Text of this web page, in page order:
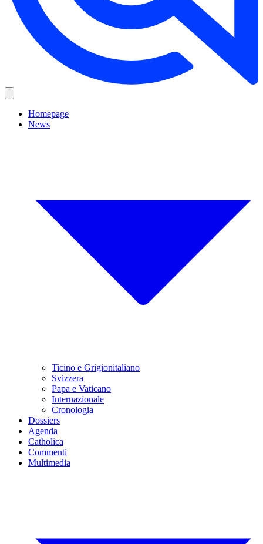
Homepage
News
Ticino e Grigionitaliano
Svizzera
Papa e Vaticano
Internazionale
Cronologia
Dossiers
Agenda
Catholica
Commenti
Multimedia